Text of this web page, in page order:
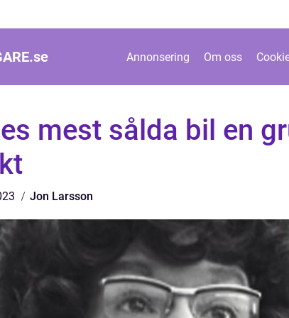
se Annonsering Om oss
mest sålda bil en
Jon Larsson